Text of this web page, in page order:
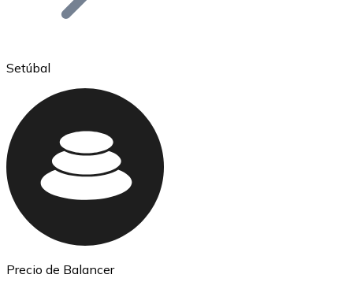
Ethereum
ETH
Setúbal
Precio de Balancer